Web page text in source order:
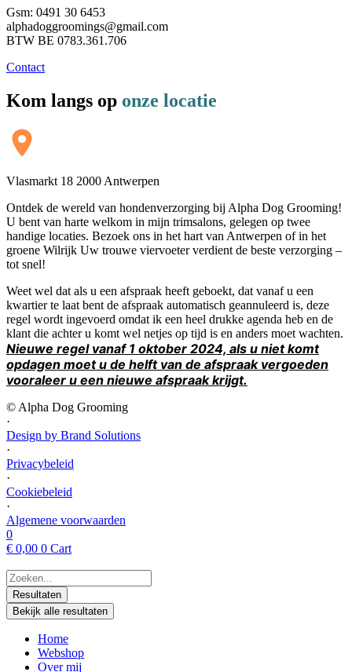
Gsm: 0491 30 6453
alphadoggroomings@gmail.com
BTW BE 0783.361.706
Contact
Kom langs op onze locatie
Vlasmarkt 18 2000 Antwerpen
Ontdek de wereld van hondenverzorging bij Alpha Dog Grooming!
U bent van harte welkom in mijn trimsalons, gelegen op twee
handige locaties. Bezoek ons in het hart van Antwerpen of in het
groene Wilrijk Uw trouwe viervoeter verdient de beste verzorging –
tot snel!
Weet wel dat als u een afspraak heeft geboekt, dat vanaf u een
kwartier te laat bent de afspraak automatisch geannuleerd is, deze
regel wordt ingevoerd omdat ik een heel drukke agenda heb en de
klant die achter u komt wel netjes op tijd is en anders moet wachten.
Nieuwe regel vanaf 1 oktober 2024, als u niet komt
opdagen moet u de helft van de afspraak vergoeden
vooraleer u een nieuwe afspraak krijgt.
© Alpha Dog Grooming
·
Design by Brand Solutions
·
Privacybeleid
·
Cookiebeleid
·
Algemene voorwaarden
0
€ 0,00 0 Cart
Search
...Resultaten
Bekijk alle resultaten
Home
Webshop
Over mij